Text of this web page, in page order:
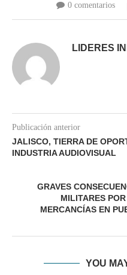
0 comentarios
LIDERES
Publicación anterior
JALISCO, TIERRA DE
INDUSTRIA AUDIOVISUAL
GRAVES
MILITARES
MERCANCÍAS EN
YOU